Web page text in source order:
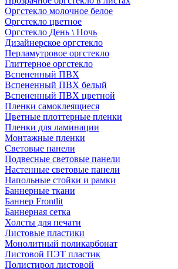
Оргстекло молочное белое
Оргстекло цветное
Оргстекло День \ Ночь
Дизайнерское оргстекло
Перламутровое оргстекло
Глиттерное оргстекло
Вспененный ПВХ
Вспененный ПВХ белый
Вспененный ПВХ цветной
Пленки самоклеящиеся
Цветные плоттерные пленки
Пленки для ламинации
Монтажные пленки
Световые панели
Подвесные световые панели
Настенные световые панели
Напольные стойки и рамки
Баннерные ткани
Баннер Frontlit
Баннерная сетка
Холсты для печати
Листовые пластики
Монолитный поликарбонат
Листовой ПЭТ пластик
Полистирол листовой